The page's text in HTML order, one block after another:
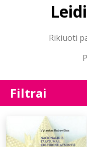
Rikiuoti
Filtrai